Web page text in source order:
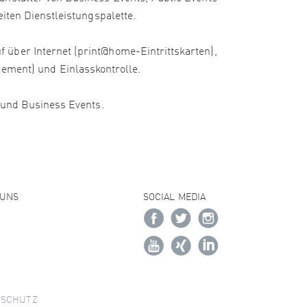
Dienstleistungspalette.
über Internet (print@home-Eintrittskarten),
und Einlasskontrolle.
Business Events.
SOCIAL MEDIA